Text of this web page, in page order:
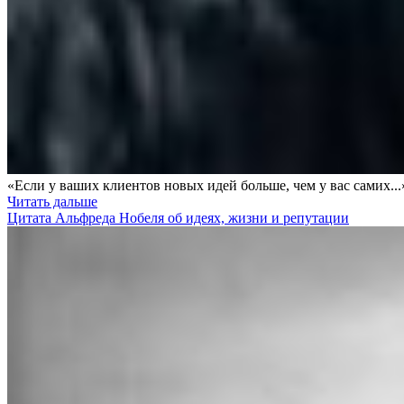
«Если у ваших клиентов новых идей больше, чем у вас
Читать дальше
Цитата Альфреда Нобеля об идеях, жизни и репутации